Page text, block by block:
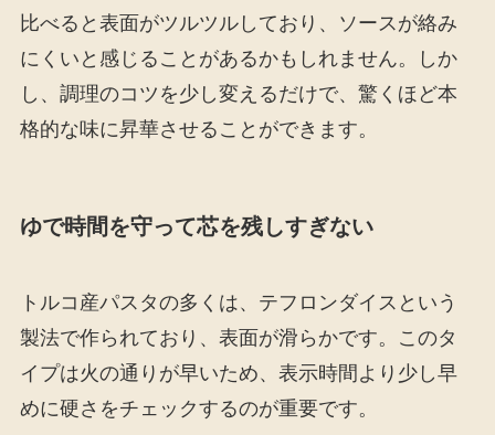
比べると表面がツルツルしており、ソースが絡み
にくいと感じることがあるかもしれません。しか
し、調理のコツを少し変えるだけで、驚くほど本
格的な味に昇華させることができます。
ゆで時間を守って芯を残しすぎない
トルコ産パスタの多くは、テフロンダイスという
製法で作られており、表面が滑らかです。このタ
イプは火の通りが早いため、表示時間より少し早
めに硬さをチェックするのが重要です。